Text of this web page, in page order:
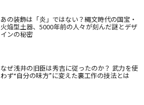
あの装飾は「炎」ではない？縄文時代の国宝・
火焔型土器、5000年前の人々が刻んだ謎とデザ
インの秘密
なぜ浅井の旧臣は秀吉に従ったのか？ 武力を使
わず“自分の味方”に変えた裏工作の技法とは